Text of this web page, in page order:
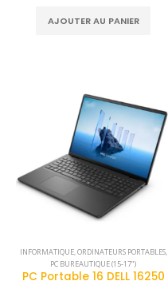
AJOUTER AU PANIER
INFORMATIQUE,ORDINATEURS PORTABLES,
PC BUREAUTIQUE (15-17")
PC Portable 16 DELL 16250